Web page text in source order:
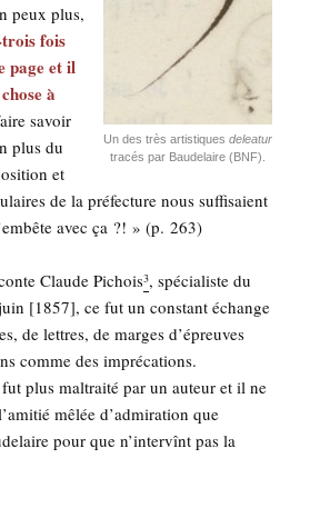
Un des très artis­tiques delea­tur
tra­cés par Bau­de­laire (BNF).
peux plus,
fois
page et il
à
savoir
plus du
et
de la pré­fec­ture nous suf­fi­saient
avec ça ?! » (p. 263)
Claude Pichois3, spé­cia­liste du
[1857], ce fut un constant échange
de lettres, de marges d’épreuves
comme des impré­ca­tions.
plus mal­trai­té par un auteur et il ne
mêlée d’admiration que
pour que n’intervînt pas la